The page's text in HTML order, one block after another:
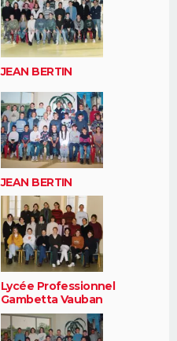
JEAN BERTIN
JEAN BERTIN
Lycée Professionnel
Gambetta Vauban